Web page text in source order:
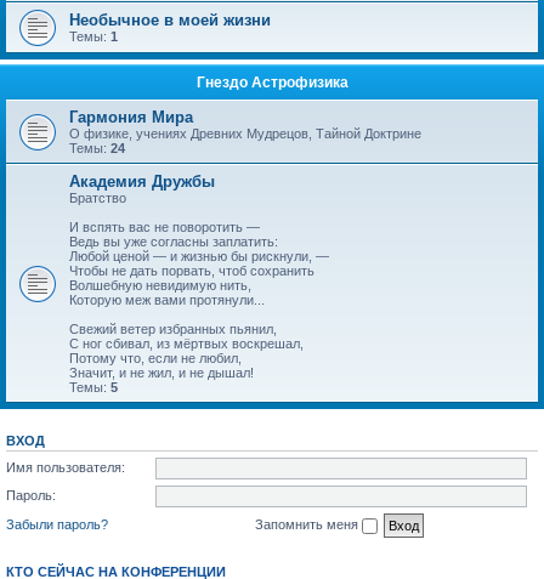
Необычное в моей жизни
Темы: 1
Гнездо Астрофизика
Гармония Мира
О физике, учениях Древних Мудрецов, Тайной Доктрине
Темы: 24
Академия Дружбы
Братство
И вспять вас не поворотить —
Ведь вы уже согласны заплатить:
Любой ценой — и жизнью бы рискнули, —
Чтобы не дать порвать, чтоб сохранить
Волшебную невидимую нить,
Которую меж вами протянули...
Свежий ветер избранных пьянил,
С ног сбивал, из мёртвых воскрешал,
Потому что, если не любил,
Значит, и не жил, и не дышал!
Темы: 5
ВХОД
Имя пользователя:
Пароль:
Забыли пароль?
Запомнить меня
КТО СЕЙЧАС НА КОНФЕРЕНЦИИ